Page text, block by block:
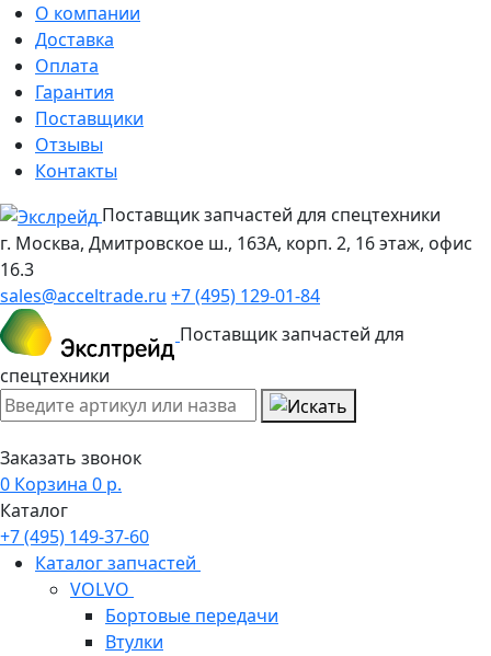
О компании
Доставка
Оплата
Гарантия
Поставщики
Отзывы
Контакты
Поставщик запчастей для спецтехники
г. Москва, Дмитровское ш., 163А, корп. 2, 16 этаж, офис
16.3
sales@acceltrade.ru +7 (495) 129-01-84
Поставщик запчастей для
спецтехники
Заказать звонок
0 Корзина 0 р.
Каталог
+7 (495) 149-37-60
Каталог запчастей
VOLVO
Бортовые передачи
Втулки